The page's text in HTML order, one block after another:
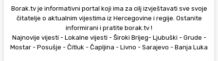
Borak.tv je informativni portal koji ima za cilj izvještavati sve svoje
čitatelje o aktualnim vijestima iz Hercegovine i regije. Ostanite
informirani i pratite borak.tv !
Najnovije vijesti - Lokalne vijesti - Široki Brijeg- Ljubuški - Grude -
Mostar - Posušje - Čitluk - Čapljina - Livno - Sarajevo - Banja Luka